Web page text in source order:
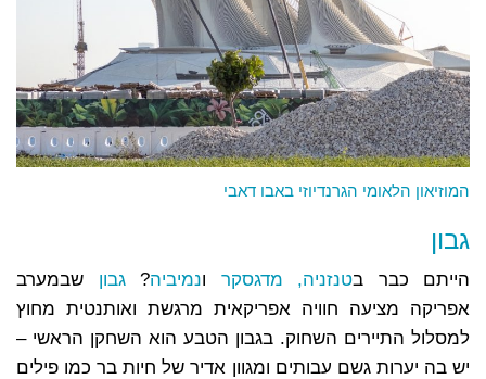
המוזיאון הלאומי הגרנדיוזי באבו דאבי
גבון
הייתם כבר בטנזניה, מדגסקר ונמיביה?גבון שבמערב
אפריקה מציעה חוויה אפריקאית מרגשת ואותנטית מחוץ
למסלול התיירים השחוק. בגבון הטבע הוא השחקן הראשי –
יש בה יערות גשם עבותים ומגוון אדיר של חיות בר כמו פילים